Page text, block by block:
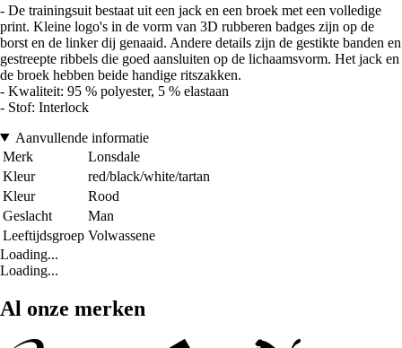
- De trainingsuit bestaat uit een jack en een broek met een volledige
print. Kleine logo's in de vorm van 3D rubberen badges zijn op de
borst en de linker dij genaaid. Andere details zijn de gestikte banden en
gestreepte ribbels die goed aansluiten op de lichaamsvorm. Het jack en
de broek hebben beide handige ritszakken.
- Kwaliteit: 95 % polyester, 5 % elastaan
- Stof: Interlock
Aanvullende informatie
Merk
Lonsdale
Kleur
red/black/white/tartan
Kleur
Rood
Geslacht
Man
Leeftijdsgroep Volwassene
Loading...
Loading...
Al onze merken